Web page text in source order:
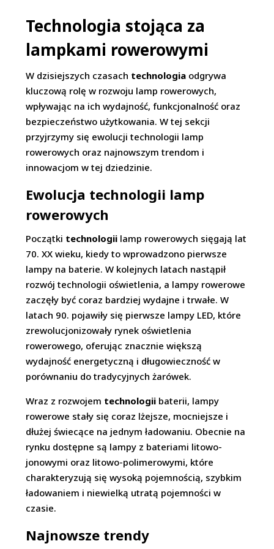
Technologia stojąca za
lampkami rowerowymi
W dzisiejszych czasach technologia odgrywa
kluczową rolę w rozwoju lamp rowerowych,
wpływając na ich wydajność, funkcjonalność oraz
bezpieczeństwo użytkowania. W tej sekcji
przyjrzymy się ewolucji technologii lamp
rowerowych oraz najnowszym trendom i
innowacjom w tej dziedzinie.
Ewolucja technologii lamp
rowerowych
Początki technologii lamp rowerowych sięgają lat
70. XX wieku, kiedy to wprowadzono pierwsze
lampy na baterie. W kolejnych latach nastąpił
rozwój technologii oświetlenia, a lampy rowerowe
zaczęły być coraz bardziej wydajne i trwałe. W
latach 90. pojawiły się pierwsze lampy LED, które
zrewolucjonizowały rynek oświetlenia
rowerowego, oferując znacznie większą
wydajność energetyczną i długowieczność w
porównaniu do tradycyjnych żarówek.
Wraz z rozwojem technologii baterii, lampy
rowerowe stały się coraz lżejsze, mocniejsze i
dłużej świecące na jednym ładowaniu. Obecnie na
rynku dostępne są lampy z bateriami litowo-
jonowymi oraz litowo-polimerowymi, które
charakteryzują się wysoką pojemnością, szybkim
ładowaniem i niewielką utratą pojemności w
czasie.
Najnowsze trendy